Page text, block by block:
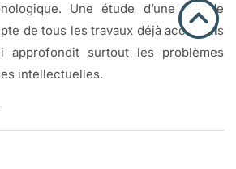
Une étude d’une grande
de tous les travaux déjà accomplis
surtout les problèmes
intellectuelles.